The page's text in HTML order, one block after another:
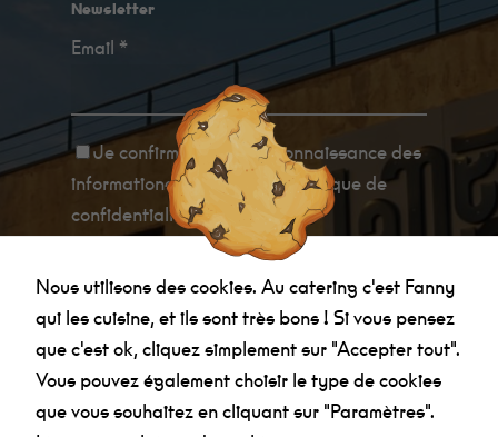
Newsletter
Email *
Je confirme avoir pris connaissance des
informations relatives à la politique de
confidentialité.
Agenda
Nous utilisons des cookies. Au catering c'est Fanny
qui les cuisine, et ils sont très bons ! Si vous pensez
que c'est ok, cliquez simplement sur "Accepter tout".
Vous pouvez également choisir le type de cookies
que vous souhaitez en cliquant sur "Paramètres".
certaines
fonctionnalités
disparaîtront
du site.
Marketing
En
partageant
vos intérêts et
votre
comportement
visitez notre
augmentez
les chances
contenu et
des offres
personnalisés.